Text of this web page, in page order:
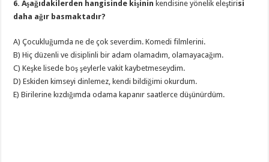
6. Aşağıdakilerden hangisinde kişinin kendisine yönelik eleştirisi
daha ağır basmaktadır?
A) Çocukluğumda ne de çok severdim. Komedi filmlerini.
B) Hiç düzenli ve disiplinli bir adam olamadım, olamayacağım.
C) Keşke lisede boş şeylerle vakit kaybetmeseydim.
D) Eskiden kimseyi dinlemez, kendi bildiğimi okurdum.
E) Birilerine kızdığımda odama kapanır saatlerce düşünürdüm.